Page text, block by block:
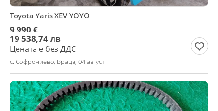
Toyota Yaris XEV YOYO
9 990 €
19 538,74 лв
Цената е без ДДС
с. Софрониево, Враца, 04 август